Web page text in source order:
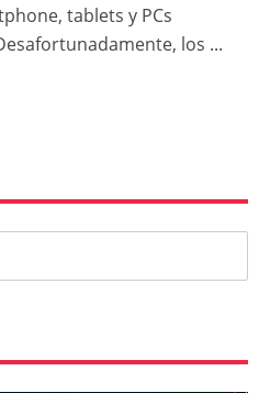
tablets y PCs
los ...